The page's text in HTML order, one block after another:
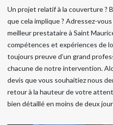
Un projet relatif à la couverture ?
que cela implique ? Adressez-
meilleur prestataire à Saint
compétences et expériences de
toujours preuve d’un grand
chacune de notre intervention.
devis que vous souhaitiez nous
retour à la hauteur de votre
bien détaillé en moins de deux